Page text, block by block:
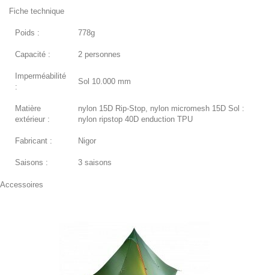
Fiche technique
Poids : 778g
Capacité : 2 personnes
Imperméabilité
:
Sol 10.000 mm
Matière
extérieur :
nylon 15D Rip-Stop, nylon micromesh 15D Sol :
nylon ripstop 40D enduction TPU
Fabricant : Nigor
Saisons : 3 saisons
Accessoires